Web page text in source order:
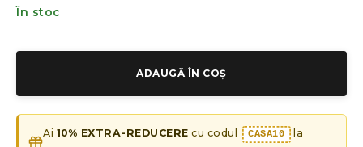
În stoc
ADAUGĂ ÎN COȘ
Ai 10% EXTRA-REDUCERE cu codul CASA10 la